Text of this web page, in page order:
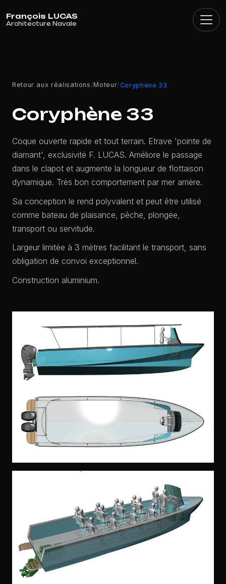
Retour aux réalisations /Moteur/Coryphène 33
Coryphène 33
Coque ouverte rapide et tout terrain. Etrave 'pointe de
diamant', exclusivité F. LUCAS. Améliore le passage
dans le clapot et augmente la longueur de flottaison
dynamique. Très bon comportement par mer arrière.
Sa conception le rend polyvalent et peut être utilisé
comme bateau de plaisance, pêche, plongée,
transport ou servitude.
Largeur limitée à 3 mètres facilitant le transport, sans
obligation de convoi exceptionnel.
Construction aluminium.